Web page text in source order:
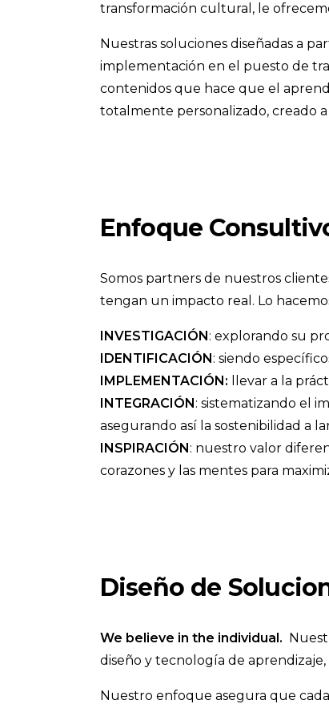
transformación cultural, le
Nuestras soluciones diseñadas a
implementación en el puesto de
contenidos que hace que el
totalmente personalizado, creado
Enfoque
Somos partners de nuestros
tengan un impacto real. Lo
INVESTIGACIÓN: explorando su
IDENTIFICACIÓN: siendo
IMPLEMENTACIÓN:
llevar a la
INTEGRACIÓN: sistematizando el
asegurando así la sostenibilidad a
INSPIRACIÓN: nuestro valor
corazones y las mentes para
Diseño de
We believe in the individual.
diseño y tecnología de
Nuestro enfoque asegura que